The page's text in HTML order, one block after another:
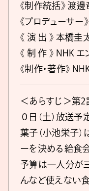
《制作統括》 渡
《プロデューサー
《 演 出 》 本橋圭
《 制 作 》 NHK
《制作・著作》
＜あらすじ＞第2
０日（土）放送予
葉子（小池栄子
ーを決める給食
予算は一人分が
んなど使えない